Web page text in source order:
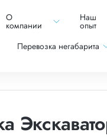
О
компании
Наш
опыт
Перевозка негабарита